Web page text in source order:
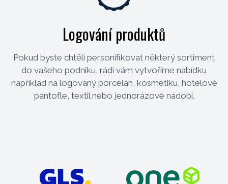
Logování produktů
Pokud byste chtěli personifikovat některý sortiment
do vašeho podniku, rádi vám vytvoříme nabídku
například na logovaný porcelán, kosmetiku, hotelové
pantofle, textil nebo jednorázové nádobí.